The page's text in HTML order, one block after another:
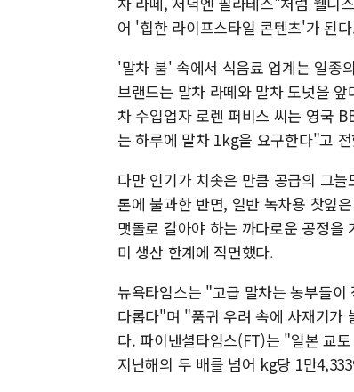
어 '힙한 라이프스타일 콘텐츠'가 된
'말차 붐' 속에서 식음료 업계는 일종
브랜드는 말차 라떼와 말차 도넛을
차 수입업자 로렌 퍼비스 씨는 영국
는 하루에 말차 1kg을 요구한다"고
다만 인기가 치솟은 만큼 공급의 그
톤에 불과한 반면, 일반 녹차용 찻잎
맷돌로 갈아야 하는 까다로운 공정을
미 생산 한계에 직면했다.
뉴욕타임스는 "고급 말차는 농부들
다롭다"며 "품귀 우려 속에 사재기가
다. 파이낸셜타임스(FT)는 "일본 교
지난해의 두 배를 넘어 kg당 1만